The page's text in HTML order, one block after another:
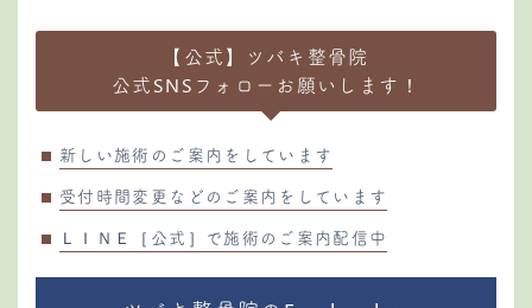
【公式】ツバキ整骨院
公式SNSフォローお願いします！
新しい施術のご案内をしています
受付時間変更などのご案内をしています
ＬＩＮＥ［公式］で施術のご案内配信中